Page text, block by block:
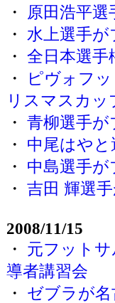
・
原田浩平
・ 水上選手
・ 全日本選手
・
ピヴォフ
リスマスカッ
・ 青柳選手
・ 中尾はや
・ 中島選手
・ 吉田 輝選
2008/11/15
・ 元フット
導者講習会
・ ゼブラが